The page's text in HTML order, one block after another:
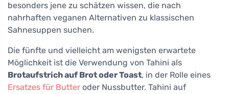
besonders jene zu schätzen wissen, die nach
nahrhaften veganen Alternativen zu klassischen
Sahnesuppen suchen.
Die fünfte und vielleicht am wenigsten erwartete
Möglichkeit ist die Verwendung von Tahini als
Brotaufstrich auf Brot oder Toast, in der Rolle eines
Ersatzes für Butter oder Nussbutter. Tahini auf